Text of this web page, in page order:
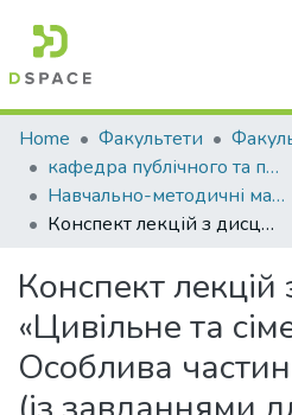
Communities & Collections
All of DSpace
Statistics
Home Факультети
кафедра публічного та приватного права
Навчально-методичні матеріали (КПППр)
Конспект лекцій з дисципліни «Цивільне та сімейне право». Особлива частина. Частина 2. (із завданнями для семінарських занять) для здобувачів спеціальності 081 «Право»
Конспект лекцій
«Цивільне та
Особлива